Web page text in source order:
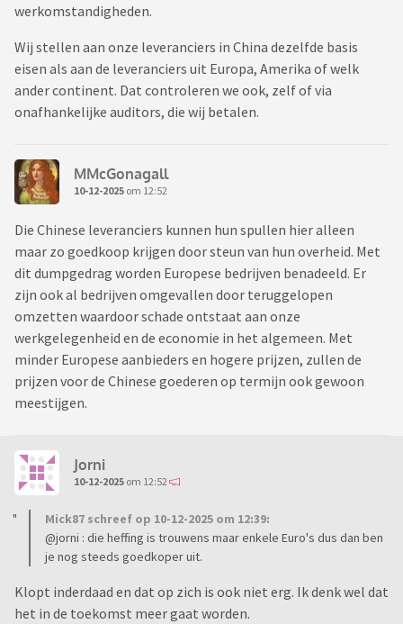
werkomstandigheden.
Wij stellen aan onze leveranciers in China dezelfde basis
eisen als aan de leveranciers uit Europa, Amerika of welk
ander continent. Dat controleren we ook, zelf of via
onafhankelijke auditors, die wij betalen.
MMcGonagall
10-12-2025 om 12:52
Die Chinese leveranciers kunnen hun spullen hier alleen
maar zo goedkoop krijgen door steun van hun overheid. Met
dit dumpgedrag worden Europese bedrijven benadeeld. Er
zijn ook al bedrijven omgevallen door teruggelopen
omzetten waardoor schade ontstaat aan onze
werkgelegenheid en de economie in het algemeen. Met
minder Europese aanbieders en hogere prijzen, zullen de
prijzen voor de Chinese goederen op termijn ook gewoon
meestijgen.
Jorni
10-12-2025 om 12:52
Mick87 schreef op 10-12-2025 om 12:39:
@jorni : die heffing is trouwens maar enkele Euro's dus dan ben
je nog steeds goedkoper uit.
Klopt inderdaad en dat op zich is ook niet erg. Ik denk wel dat
het in de toekomst meer gaat worden.